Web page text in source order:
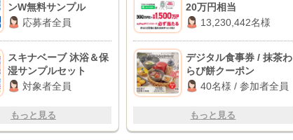
ンW無料サンプル
応募者全員
スキナベーブ 沐浴＆保
湿サンプルセット
対象者全員
もっと見る
20万円相当
13,230,442名様
デジタル食事券 / 抹茶わ
らび餅クーポン
40名様 / 参加者全員
もっと見る